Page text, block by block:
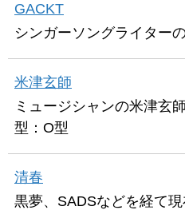
GACKT
シンガーソングライター
米津玄師
ミュージシャンの米津
型：O型
清春
黒夢、SADSなどを経て